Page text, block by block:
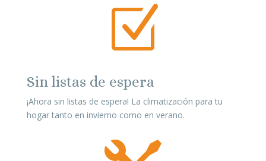
Z
Sin listas de espera
¡Ahora sin listas de espera! La climatización para tu
hogar tanto en invierno como en verano.